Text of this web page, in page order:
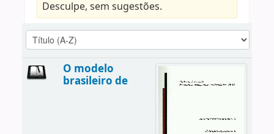
Desculpe, sem sugestões.
O modelo
brasileiro de